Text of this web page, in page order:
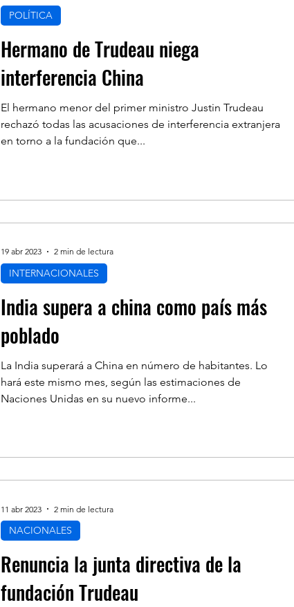
Hermano de Trudeau niega
interferencia China
El hermano menor del primer ministro Justin Trudeau
rechazó todas las acusaciones de interferencia extranjera
en torno a la fundación que...
POLÍTICA
India supera a china como país más
poblado
La India superará a China en número de habitantes. Lo
hará este mismo mes, según las estimaciones de
Naciones Unidas en su nuevo informe...
INTERNACIONALES
19 abr 2023 2 min de lectura
Renuncia la junta directiva de la
fundación Trudeau
NACIONALES
11 abr 2023 2 min de lectura